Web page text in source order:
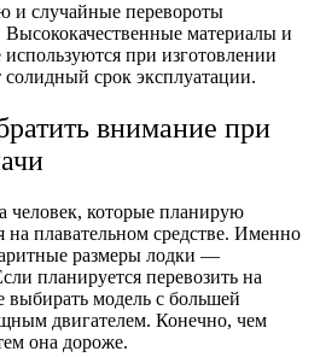
и случайные перевороты
Высококачественные материалы и
при изготовлении
срок эксплуатации.
внимание при
человек, которые планирую
на плавательном средстве. Именно
размеры лодки —
планируется перевозить на
выбирать модель с большей
двигателем. Конечно, чем
она дороже.